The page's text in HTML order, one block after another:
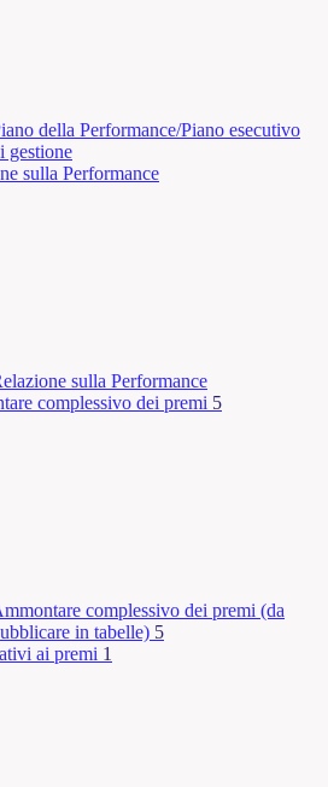
della Performance/Piano esecutivo
gestione
sulla Performance
sulla Performance
complessivo dei premi 5
complessivo dei premi (da
in tabelle) 5
ai premi 1